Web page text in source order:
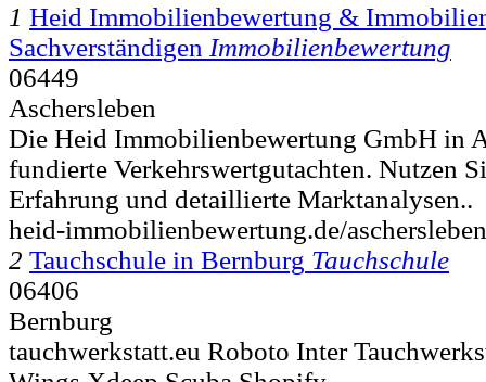
1 Heid Immobilienbewertung &
Sachverständigen Immobilienbewertung
06449
Aschersleben
Die Heid Immobilienbewertung GmbH in
fundierte Verkehrswertgutachten. Nutzen
Erfahrung und detaillierte Marktanalysen..
heid-immobilienbewertung.de/
2 Tauchschule in Bernburg Tauchschule
06406
Bernburg
tauchwerkstatt.eu Roboto Inter